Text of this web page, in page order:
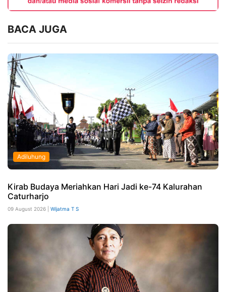
BACA JUGA
Adiluhung
Kirab Budaya Meriahkan Hari Jadi ke-74 Kalurahan
Caturharjo
09 August 2026 | Wijatma T S